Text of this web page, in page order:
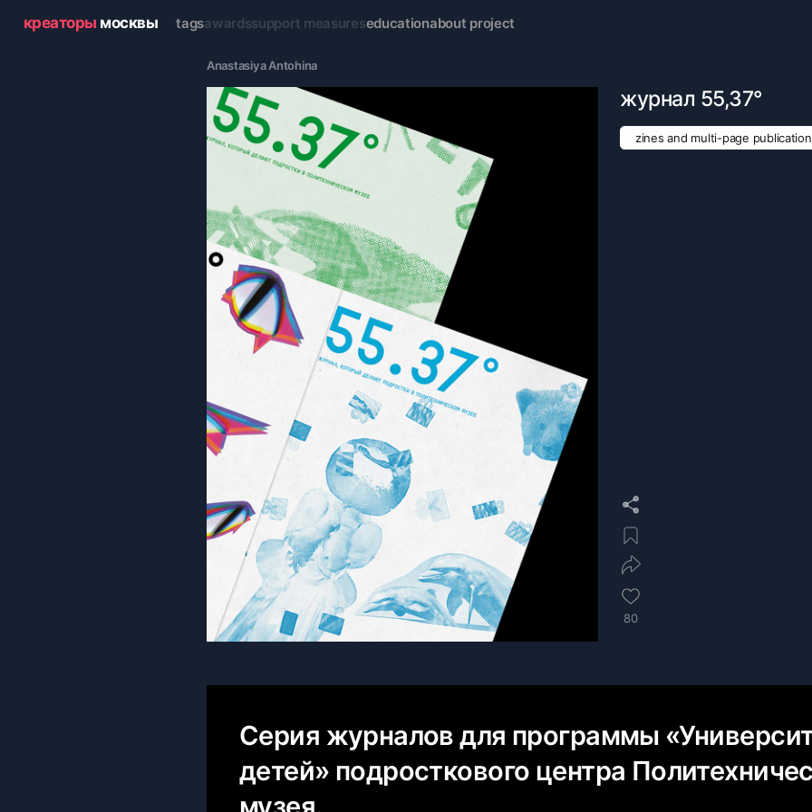
креаторы москвы tagsawardssupport measureseducationabout project
Anastasiya Antohina
журнал 55,37°
zines and multi-page
80
Серия журналов для программы
детей» подросткового центра